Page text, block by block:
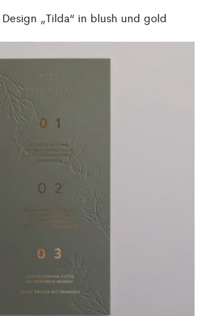
„Tilda“ in blush und gold